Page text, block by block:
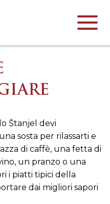
Štanjel devi
sosta per rilassarti e
di caffè, una fetta di
un pranzo o una
i piatti tipici della
dai migliori sapori